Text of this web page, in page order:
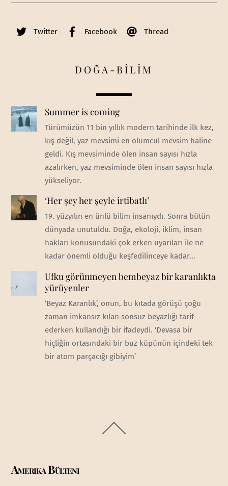
Twitter Facebook Thread
DOĞA-BİLİM
Summer is coming
Türümüzün 11 bin yıllık modern tarihinde ilk kez,
kış değil, yaz mevsimi en ölümcül mevsim haline
geldi. Kış mevsiminde ölen insan sayısı hızla
azalırken, yaz mevsiminde ölen insan sayısı hızla
yükseliyor.
‘Her şey her şeyle irtibatlı’
19. yüzyılın en ünlü bilim insanıydı. Sonra bütün
dünyada unutuldu. Doğa, ekoloji, iklim, insan
hakları konusundaki çok erken uyarıları ile ne
kadar önemli olduğu keşfedilinceye kadar...
Ufku görünmeyen bembeyaz bir karanlıkta
yürüyenler
‘Beyaz Karanlık’, onun, bu kıtada görüşü çoğu
zaman imkansız kılan sonsuz beyazlığı tarif
ederken kullandığı bir ifadeydi. ‘Devasa bir
hiçliğin ortasındaki bir buz küpünün içindeki tek
bir atom parçacığı gibiyim’
To
Amerika Bülteni